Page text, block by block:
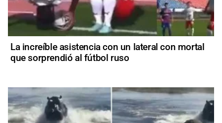
La increíble asistencia con un lateral con mortal
que sorprendió al fútbol ruso